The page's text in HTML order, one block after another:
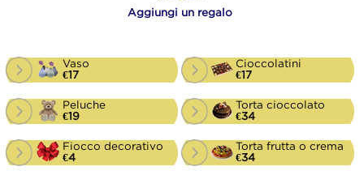
Aggiungi un regalo
Vaso
€17
Peluche
€19
Fiocco decorativo
€4
Cioccolatini
€17
Torta cioccolato
€34
Torta frutta o crema
€34